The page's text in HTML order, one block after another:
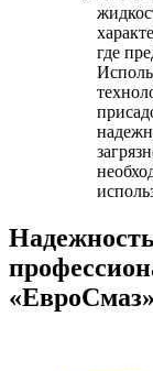
где
«ЕвроСмаз»